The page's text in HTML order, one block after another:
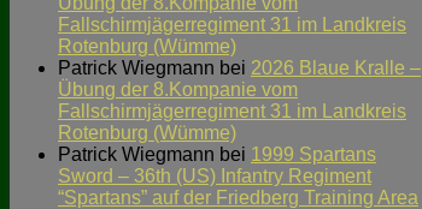
Fallschirmjägerregiment 31 im Landkreis
Rotenburg (Wümme)
Patrick Wiegmann bei 2026 Blaue Kralle –
Übung der 8.Kompanie vom
Fallschirmjägerregiment 31 im Landkreis
Rotenburg (Wümme)
Patrick Wiegmann bei 1999 Spartans
Sword – 36th (US) Infantry Regiment
“Spartans” auf der Friedberg Training Area